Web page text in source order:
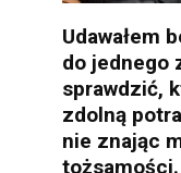
Udawałem
do jednego
sprawdzić,
zdolną
nie znając